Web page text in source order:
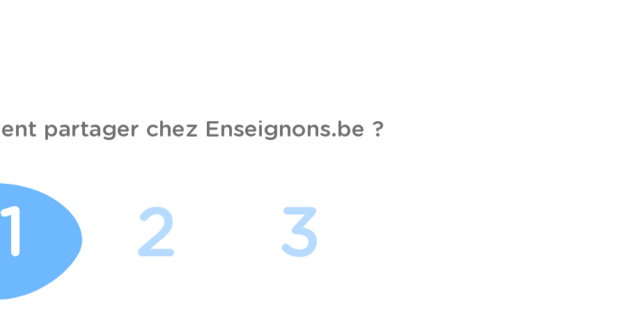
partager chez Enseignons.be ?
1 2 3